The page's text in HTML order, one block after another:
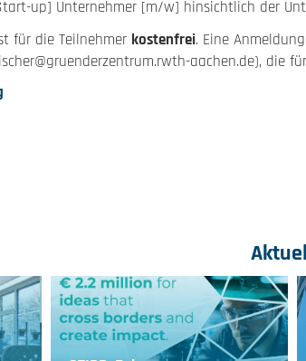
up] Unternehmer [m/w] hinsichtlich der
für die Teilnehmer kostenfrei. Eine
aachen.de), die